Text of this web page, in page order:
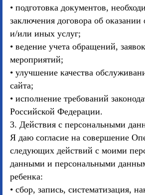
• подготовка документов,
заключения договора об оказании
и/или иных услуг;
• ведение учета обращений,
мероприятий;
• улучшение качества
сайта;
• исполнение требований
Российской Федерации.
3. Действия с персональными
Я даю согласие на совершение
следующих действий с моими
данными и персональными
ребенка:
• сбор, запись, систематизация,